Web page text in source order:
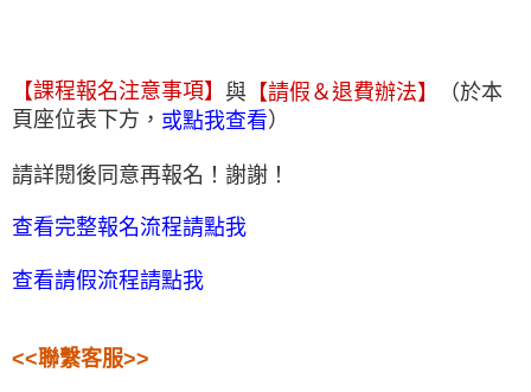
【課程報名注意事項】 與 【請假＆退費辦法】
（於本
頁座位表下方， 或點我查看）
請詳閱後同意再報名！ 謝謝！
查看完整報名流程請點我
查看請假流程請點我
<<聯繫客服>>